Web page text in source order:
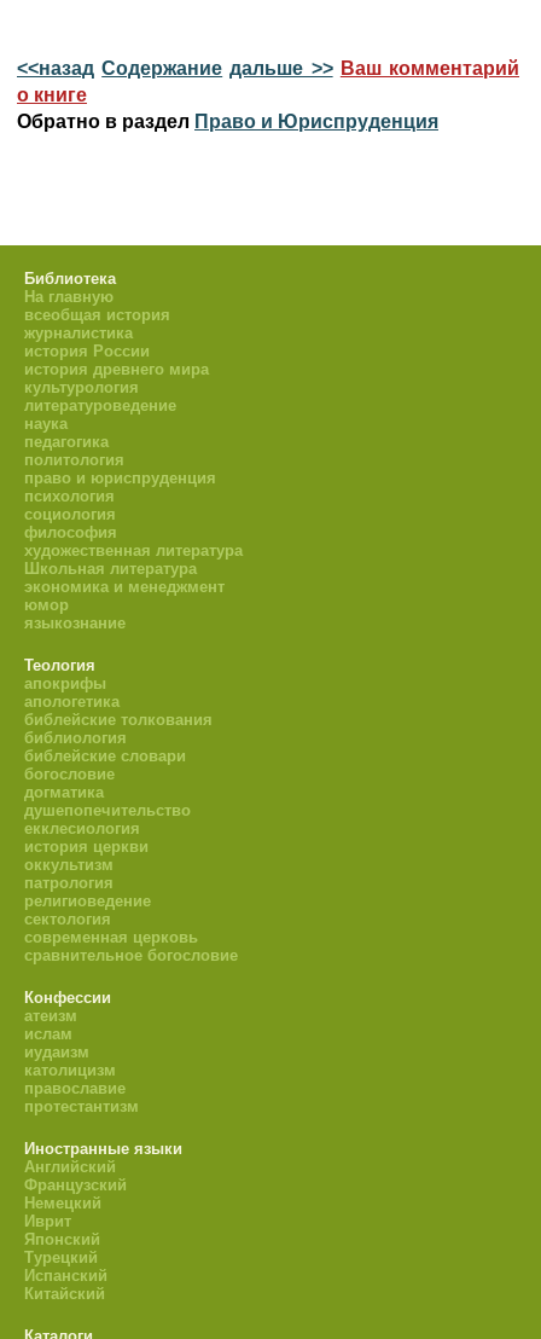
<<назад Содержание дальше >> Ваш комментарий
о книге
Обратно в раздел Право и Юриспруденция
Библиотека
На главную
всеобщая история
журналистика
история России
история древнего мира
культурология
литературоведение
наука
педагогика
политология
право и юриспруденция
психология
социология
философия
художественная литература
Школьная литература
экономика и менеджмент
юмор
языкознание
Теология
апокрифы
апологетика
библейские толкования
библиология
библейские словари
богословие
догматика
душепопечительство
екклесиология
история церкви
оккультизм
патрология
религиоведение
сектология
современная церковь
сравнительное богословие
Конфессии
атеизм
ислам
иудаизм
католицизм
православие
протестантизм
Иностранные языки
Английский
Французский
Немецкий
Иврит
Японский
Турецкий
Испанский
Китайский